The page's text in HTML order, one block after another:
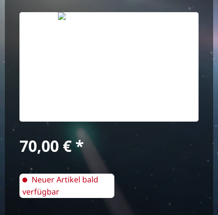
Bildergalerie überspringen
Regulärer Preis:
70,00 €
Neuer Artikel bald
verfügbar